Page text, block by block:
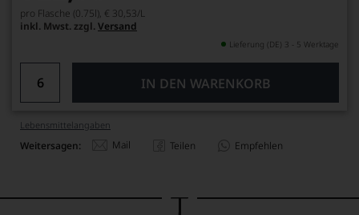
pro Flasche (0.75l), € 30,53/L
inkl. Mwst. zzgl. Versand
Lieferung (DE) 3 - 5 Werktage
IN DEN WARENKORB
Lebensmittel­angaben
Weitersagen: Mail Teilen Empfehlen